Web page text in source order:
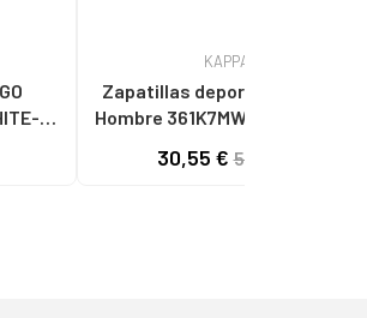
KAPPA
Zapatillas deporte KAPPA de
Hombre 361K7MW TANGO A40 -
30,55 €50,00 €